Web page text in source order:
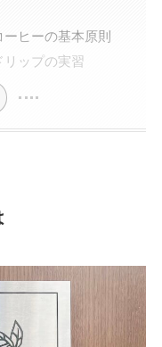
ーヒーの基本原則
リップの実習